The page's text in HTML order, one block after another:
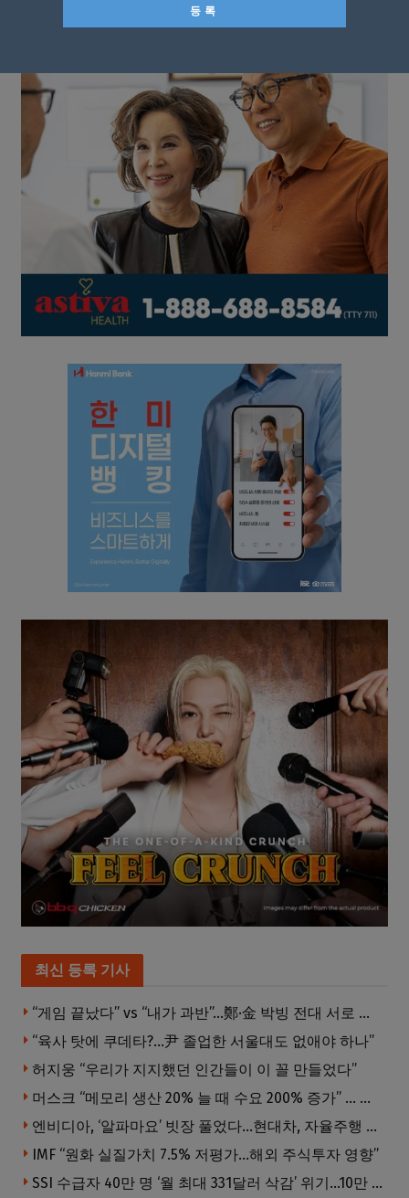
최신 등록 기사
“게임 끝났다” vs “내가 과반”…鄭·金 박빙 전대 서로 우위 주장
“육사 탓에 쿠데타?…尹 졸업한 서울대도 없애야 하나”
허지웅 “우리가 지지했던 인간들이 이 꼴 만들었다”
머스크 “메모리 생산 20% 늘 때 수요 200% 증가” … 반도체 매출 1조달러 눈 앞
엔비디아, ‘알파마요’ 빗장 풀었다…현대차, 자율주행 속도내나
IMF “원화 실질가치 7.5% 저평가…해외 주식투자 영향”
SSI 수급자 40만 명 ‘월 최대 331달러 삭감’ 위기…10만 명은 수급자격 상실